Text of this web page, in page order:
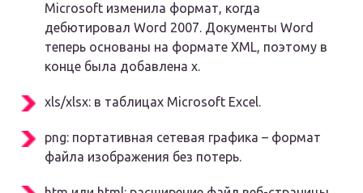
Microsoft изменила формат, когда
дебютировал Word 2007. Документы Word
теперь основаны на формате XML, поэтому в
конце была добавлена x.
xls/xlsx: в таблицах Microsoft Excel.
png: портативная сетевая графика – формат
файла изображения без потерь.